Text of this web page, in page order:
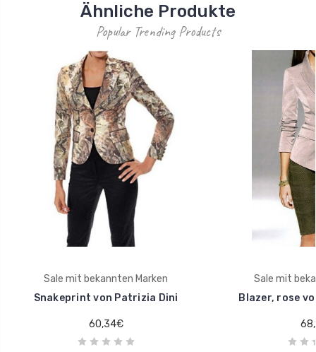
Ähnliche Produkte
Popular Trending Products
Sale mit bekannten Marken
Snakeprint von Patrizia Dini
60,34€
Sale mit
Blazer, rose